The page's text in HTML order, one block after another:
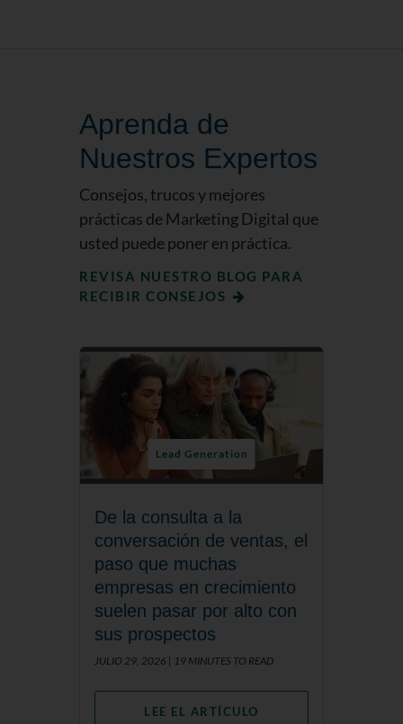
Aprenda de
Nuestros Expertos
Consejos, trucos y mejores
prácticas de Marketing Digital que
usted puede poner en práctica.
REVISA NUESTRO BLOG PARA
RECIBIR CONSEJOS
Lead Generation
De la consulta a la
conversación de ventas, el
paso que muchas
empresas en crecimiento
suelen pasar por alto con
sus prospectos
JULIO 29, 2026 | 19 MINUTES TO READ
LEE EL ARTÍCULO